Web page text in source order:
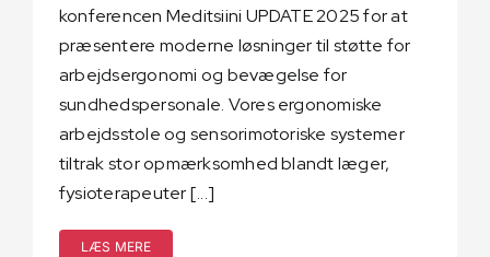
konferencen Meditsiini UPDATE 2025 for at
præsentere moderne løsninger til støtte for
arbejdsergonomi og bevægelse for
sundhedspersonale. Vores ergonomiske
arbejdsstole og sensorimotoriske systemer
tiltrak stor opmærksomhed blandt læger,
fysioterapeuter [...]
LÆS MERE